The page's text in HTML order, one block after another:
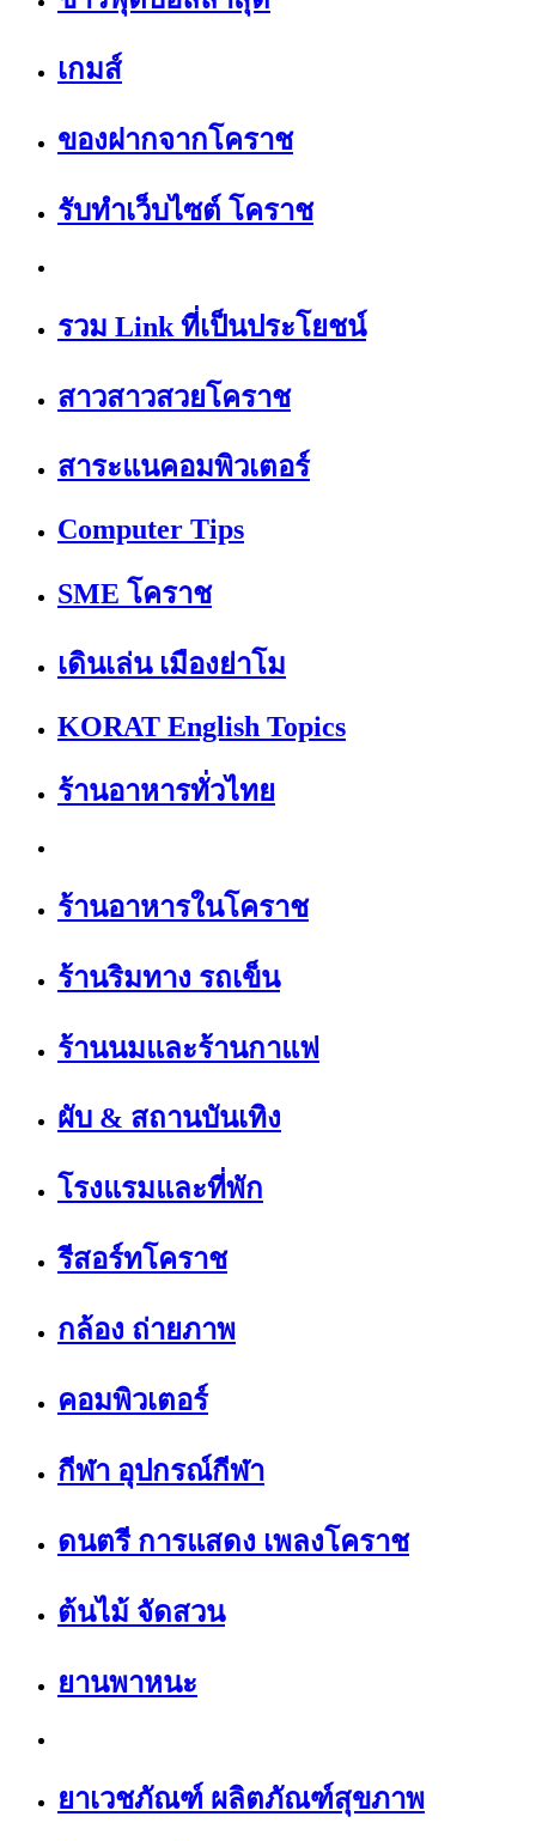
เกมส์
ของฝากจากโคราช
รับทำเว็บไซต์ โคราช
รวม Link ที่เป็นประโยชน์
สาวสาวสวยโคราช
สาระแนคอมพิวเตอร์
Computer Tips
SME โคราช
เดินเล่น เมืองย่าโม
KORAT English Topics
ร้านอาหารทั่วไทย
ร้านอาหารในโคราช
ร้านริมทาง รถเข็น
ร้านนมและร้านกาแฟ
ผับ & สถานบันเทิง
โรงแรมและที่พัก
รีสอร์ทโคราช
กล้อง ถ่ายภาพ
คอมพิวเตอร์
กีฬา อุปกรณ์กีฬา
ดนตรี การแสดง เพลงโคราช
ต้นไม้ จัดสวน
ยานพาหนะ
ยาเวชภัณฑ์ ผลิตภัณฑ์สุขภาพ